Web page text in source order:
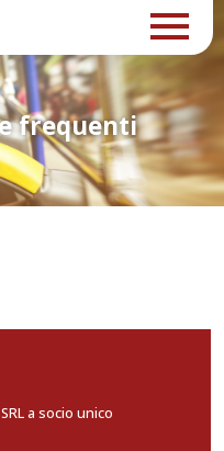
frequenti
a socio unico